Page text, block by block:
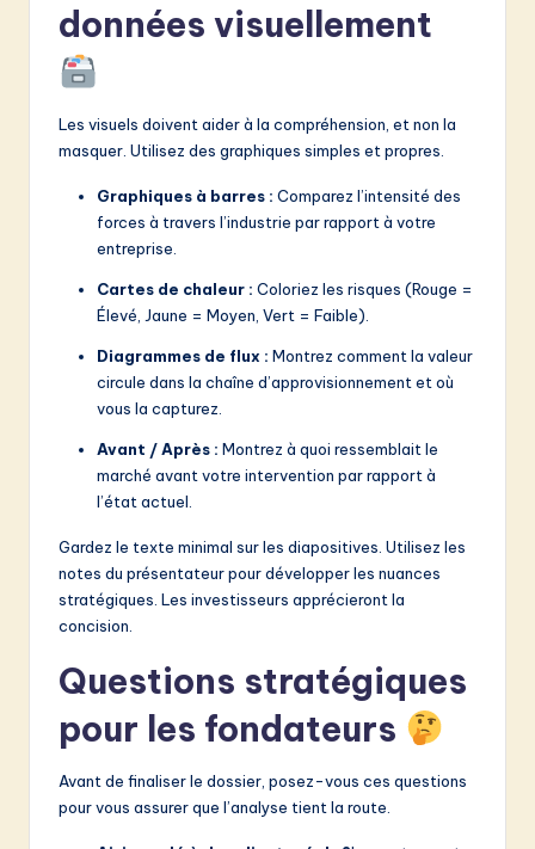
données visuellement
Les visuels doivent aider à la compréhension, et non la
masquer. Utilisez des graphiques simples et propres.
Graphiques à barres : Comparez l’intensité des
forces à travers l’industrie par rapport à votre
entreprise.
Cartes de chaleur : Coloriez les risques (Rouge =
Élevé, Jaune = Moyen, Vert = Faible).
Diagrammes de flux : Montrez comment la valeur
circule dans la chaîne d’approvisionnement et où
vous la capturez.
Avant / Après : Montrez à quoi ressemblait le
marché avant votre intervention par rapport à
l’état actuel.
Gardez le texte minimal sur les diapositives. Utilisez les
notes du présentateur pour développer les nuances
stratégiques. Les investisseurs apprécieront la
concision.
Questions stratégiques
pour les fondateurs
Avant de finaliser le dossier, posez-vous ces questions
pour vous assurer que l’analyse tient la route.